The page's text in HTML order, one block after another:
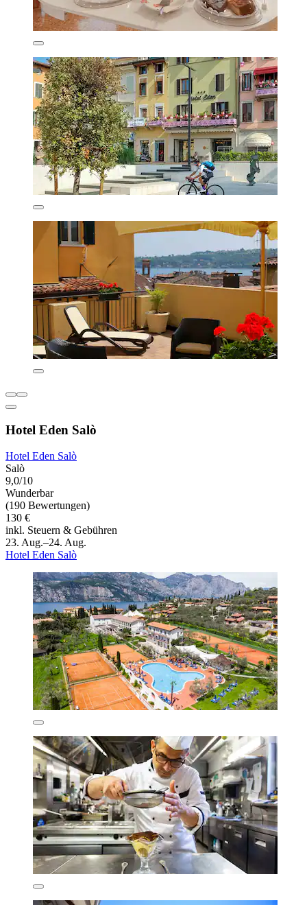
Hotel Eden Salò
Hotel Eden Salò
Salò
9,0/10
Wunderbar
(190 Bewertungen)
130 €
inkl. Steuern & Gebühren
23. Aug.–24. Aug.
Hotel Eden Salò